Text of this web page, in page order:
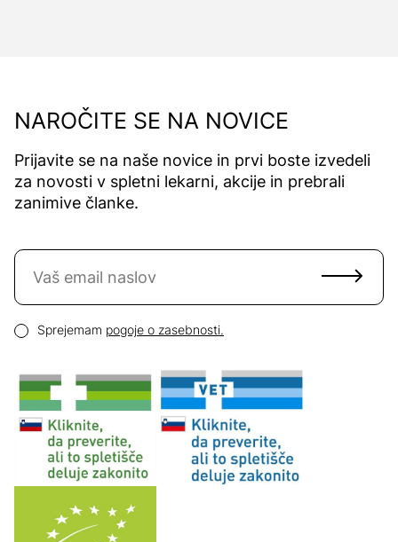
NAROČITE SE NA NOVICE
Prijavite se na naše novice in prvi boste izvedeli
za novosti v spletni lekarni, akcije in prebrali
zanimive članke.
Naročite se na novice
Pogoji zasebnosti
Sprejemam pogoje o zasebnosti.